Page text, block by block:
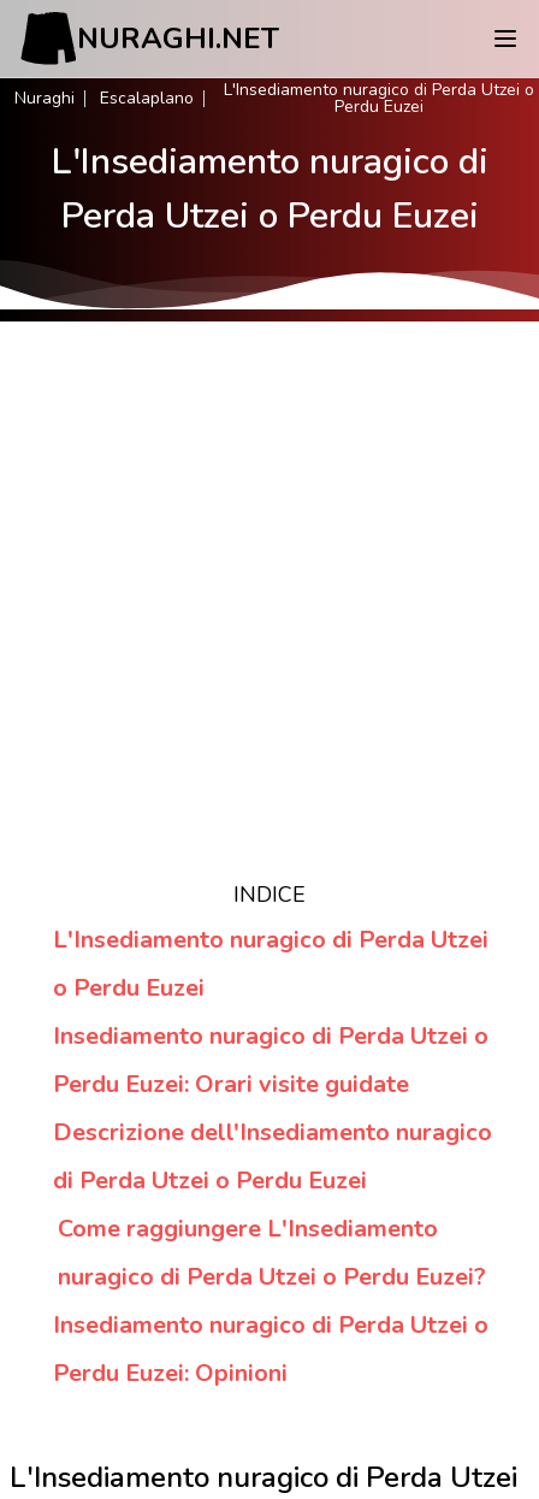
NURAGHI.NET
Nuraghi Escalaplano L'Insediamento nuragico di Perda Utzei o
Perdu Euzei
L'Insediamento nuragico di
Perda Utzei o Perdu Euzei
INDICE
L'Insediamento nuragico di Perda Utzei
o Perdu Euzei
Insediamento nuragico di Perda Utzei o
Perdu Euzei: Orari visite guidate
Descrizione dell'Insediamento nuragico
di Perda Utzei o Perdu Euzei
Come raggiungere L'Insediamento
nuragico di Perda Utzei o Perdu Euzei?
Insediamento nuragico di Perda Utzei o
Perdu Euzei: Opinioni
L'Insediamento nuragico di Perda Utzei